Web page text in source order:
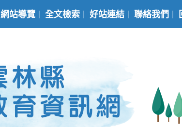
網站導覽 全文檢索 好站連結 聯絡我們